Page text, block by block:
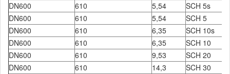
DN600
610 5,54
SCH 5s
DN600
610 5,54
SCH 5
DN600
610 6,35
SCH 10s
DN600
610 6,35
SCH 10
DN600
610 9,53
SCH 20
DN600
610 14,3 SCH 30